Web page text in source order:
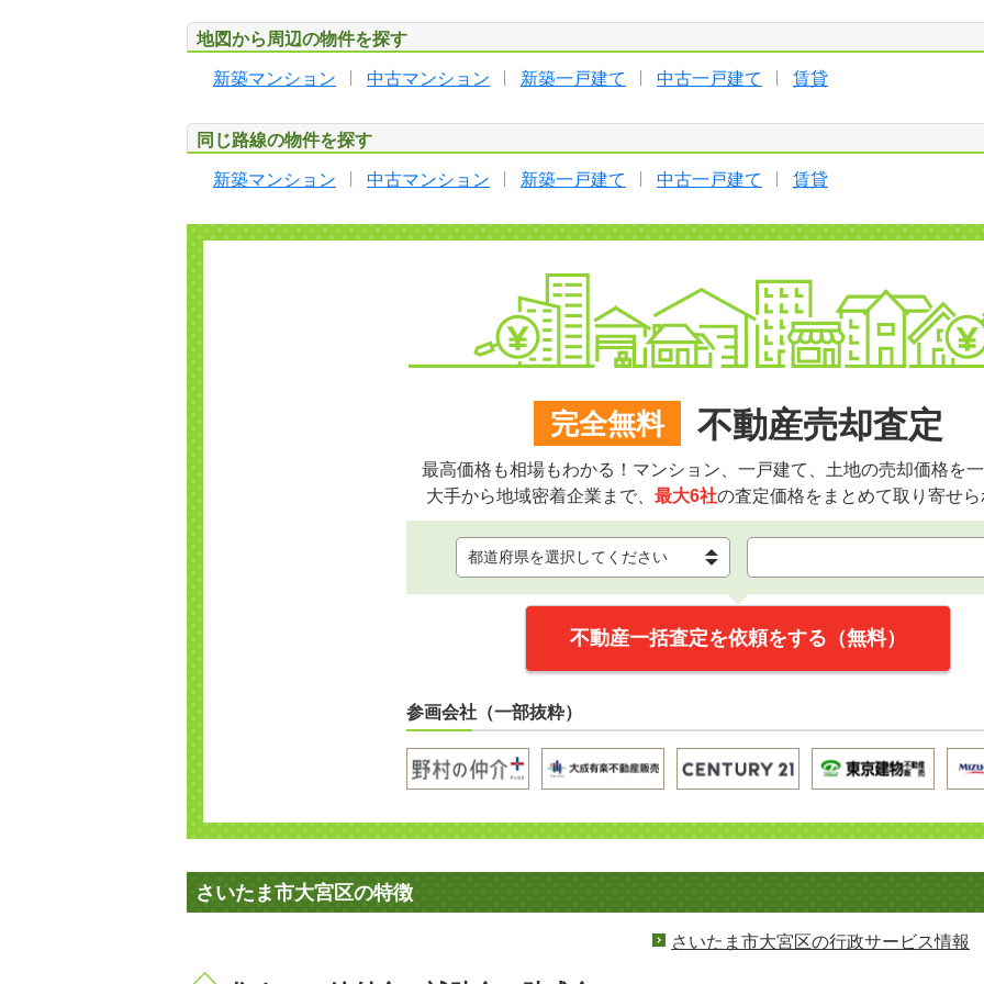
地図から周辺の物件を探す
新築マンション 中古マンション 新築一戸建て 中古一戸建て 賃貸
同じ路線の物件を探す
新築マンション 中古マンション 新築一戸建て 中古一戸建て 賃貸
完全無料 不動産売却査定
最高価格も相場もわかる！マンション、一戸建て、土地の売却価格を
大手から地域密着企業まで、 最大6社の査定価格をまとめて取り寄せ
不動産一括査定を依頼をする（無料）
参画会社（一部抜粋）
さいたま市大宮区の特徴
さいたま市大宮区の行政サービス情報